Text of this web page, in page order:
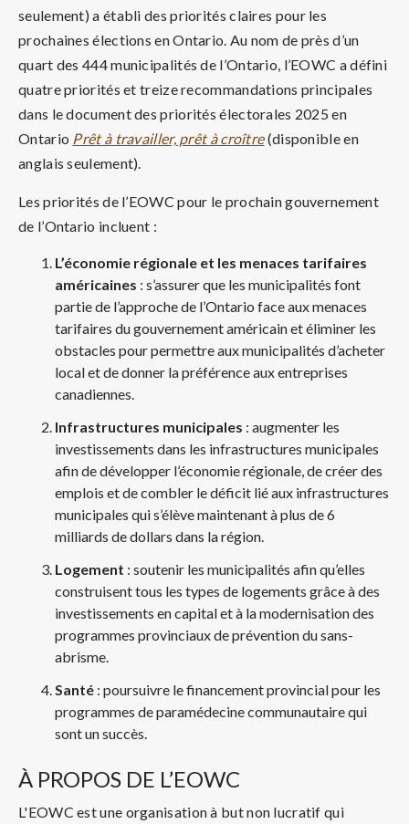
seulement) a établi des priorités claires pour les
prochaines élections en Ontario. Au nom de près d’un
quart des 444 municipalités de l’Ontario, l’EOWC a défini
quatre priorités et treize recommandations principales
dans le document des priorités électorales 2025 en
Ontario Prêt à travailler, prêt à croître(disponible en
anglais seulement).
Les priorités de l’EOWC pour le prochain gouvernement
de l’Ontario incluent :
L’économie régionale et les menaces tarifaires
américaines : s’assurer que les municipalités font
partie de l’approche de l’Ontario face aux menaces
tarifaires du gouvernement américain et éliminer les
obstacles pour permettre aux municipalités d’acheter
local et de donner la préférence aux entreprises
canadiennes.
Infrastructures municipales : augmenter les
investissements dans les infrastructures municipales
afin de développer l’économie régionale, de créer des
emplois et de combler le déficit lié aux infrastructures
municipales qui s’élève maintenant à plus de 6
milliards de dollars dans la région.
Logement : soutenir les municipalités afin qu’elles
construisent tous les types de logements grâce à des
investissements en capital et à la modernisation des
programmes provinciaux de prévention du sans-
abrisme.
Santé : poursuivre le financement provincial pour les
programmes de paramédecine communautaire qui
sont un succès.
À PROPOS DE L’EOWC
L'EOWC est une organisation à but non lucratif qui